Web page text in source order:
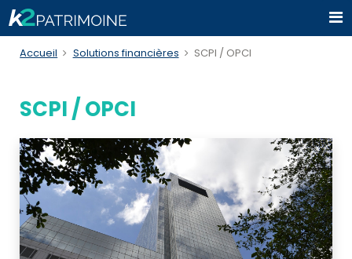
Accueil Solutions financières SCPI / OPCI
SCPI / OPCI